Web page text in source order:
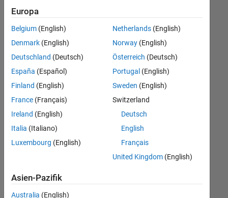
Ihren
Suchkriterien
entsprechen.
können
die
Suchkriterien
weiter
fassen
oder
alle
Stellenangebote
anzeigen .
noch
Europa
Belgium (English)
Denmark (English)
Deutschland (Deutsch)
España (Español)
Finland (English)
France (Français)
Ireland (English)
Italia (Italiano)
Luxembourg (English)
Netherlands(English)
Norway(English)
Österreich (Deutsch)
Portugal (English)
Sweden (English)
Switzerland
Deutsch
English
Français
United Kingdom(English)
Asien-Pazifik
Australia (English)